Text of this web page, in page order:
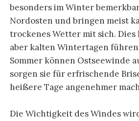
besonders im Winter
Nordosten und bringen meist
trockenes Wetter mit sich. Dies
aber kalten Wintertagen
Sommer können Ostseewinde
sorgen sie für erfrischende
heißere Tage angenehmer
Die Wichtigkeit des Windes